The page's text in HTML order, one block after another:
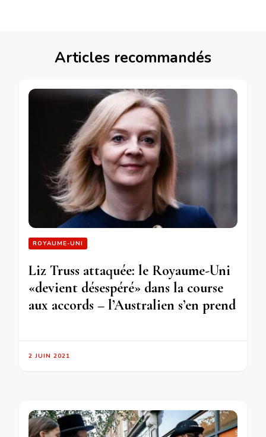
Articles recommandés
ROYAUME-UNI
Liz Truss attaquée: le Royaume-Uni
«devient désespéré» dans la course
aux accords – l’Australien s’en prend
2 JUIN 2021